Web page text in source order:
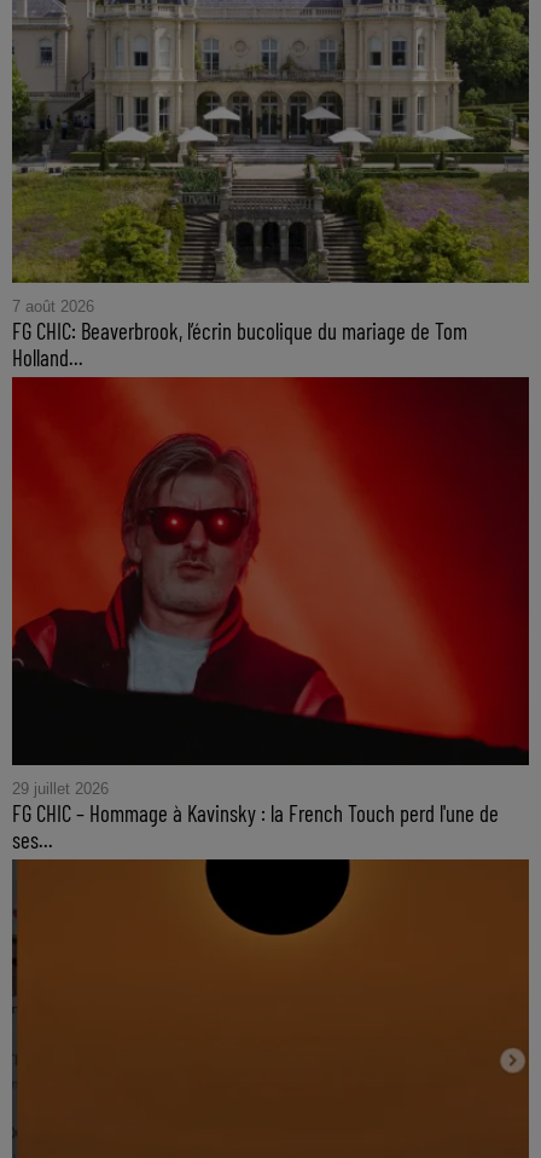
7 août 2026
FG CHIC: Beaverbrook, l’écrin bucolique du mariage de Tom
Holland...
29 juillet 2026
FG CHIC – Hommage à Kavinsky : la French Touch perd l'une de
ses...